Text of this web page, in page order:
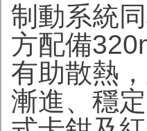
制動系統
方配備
有助散熱
漸進、穩